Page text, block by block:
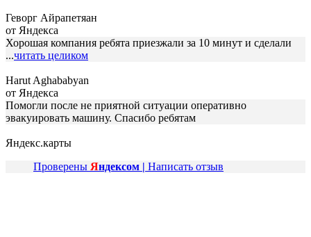
Геворг Айрапетяан
от Яндекса
Хорошая компания ребята приезжали за 10 минут и сделали
...читать целиком
Harut Aghababyan
от Яндекса
Помогли после не приятной ситуации оперативно
эвакуировать машину. Спасибо ребятам
Яндекс.карты
Проверены Яндексом | Написать отзыв